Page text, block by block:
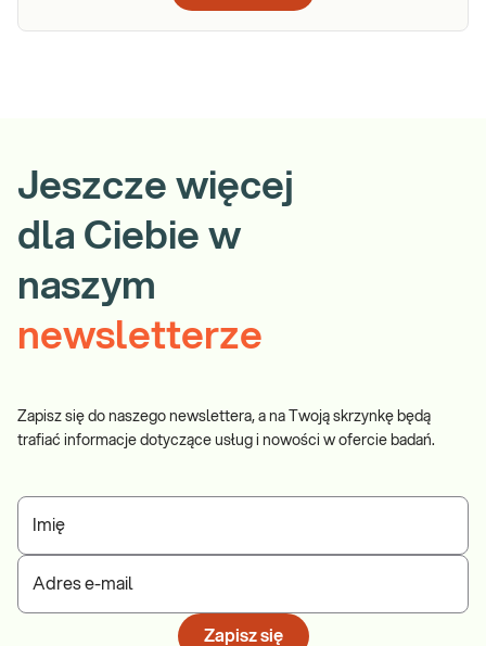
Jeszcze więcej
dla Ciebie w
naszym
newsletterze
Zapisz się do naszego newslettera, a na Twoją skrzynkę będą
trafiać informacje dotyczące usług i nowości w ofercie badań.
Imię
Adres e-mail
Zapisz się